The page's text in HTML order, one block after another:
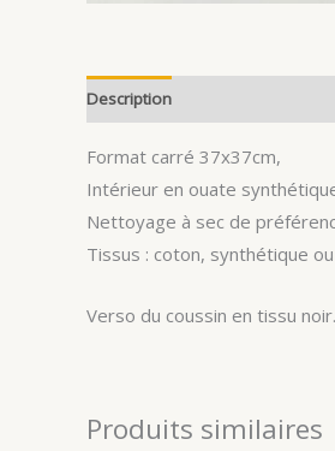
Description
Format carré 37x37cm,
Intérieur en ouate
Nettoyage à sec de
Tissus : coton, synthétique
Verso du coussin en tissu noir.
Produits similaires